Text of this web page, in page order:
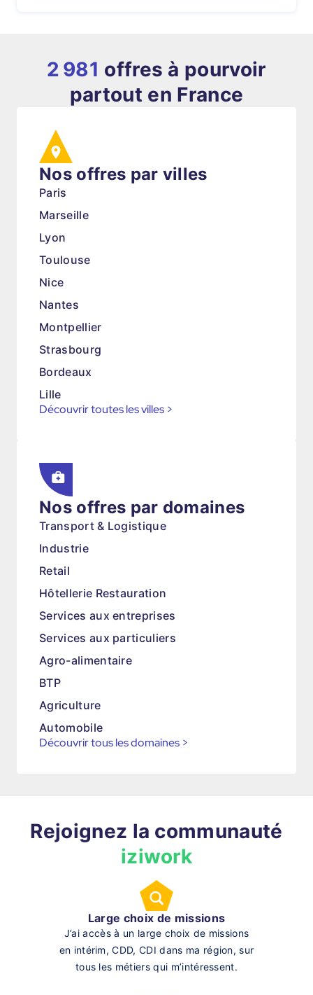
2 981 offres à pourvoir
partout en France
Nos offres par villes
Paris
Marseille
Lyon
Toulouse
Nice
Nantes
Montpellier
Strasbourg
Bordeaux
Lille
Découvrir toutes les villes >
Nos offres par domaines
Transport & Logistique
Industrie
Retail
Hôtellerie Restauration
Services aux entreprises
Services aux particuliers
Agro-alimentaire
BTP
Agriculture
Automobile
Découvrir tous les domaines >
Rejoignez la communauté
iziwork
Large choix de missions
J’ai accès à un large choix de missions
en intérim, CDD, CDI dans ma région, sur
tous les métiers qui m’intéressent.